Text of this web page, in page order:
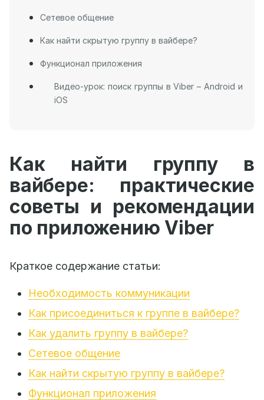
Сетевое общение
Как найти скрытую группу в вайбере?
Функционал приложения
Видео-урок: поиск группы в Viber – Android и
iOS
Как найти группу в
вайбере: практические
советы и рекомендации
по приложению Viber
Краткое содержание статьи:
Необходимость коммуникации
Как присоединиться к группе в вайбере?
Как удалить группу в вайбере?
Сетевое общение
Как найти скрытую группу в вайбере?
Функционал приложения